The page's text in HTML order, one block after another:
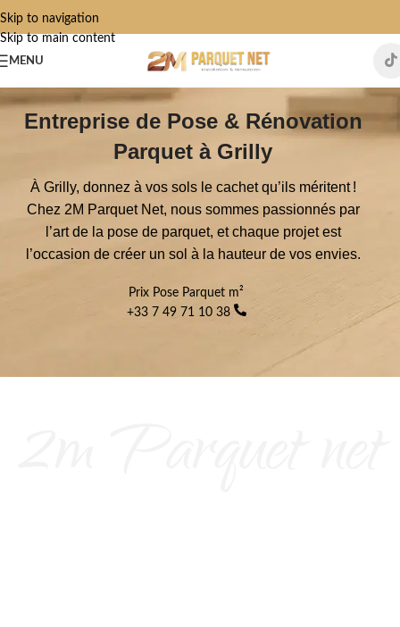
Skip to navigation
Skip to main content
MENU
Entreprise de Pose & Rénovation
Parquet à Grilly
À Grilly, donnez à vos sols le cachet qu’ils méritent !
Chez 2M Parquet Net, nous sommes passionnés par
l’art de la pose de parquet, et chaque projet est
l’occasion de créer un sol à la hauteur de vos envies.
+33 7 49 71 10 38
Prix Pose Parquet m²